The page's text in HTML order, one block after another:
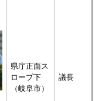
県庁正面ス
ロープ下
（岐阜市）
議長